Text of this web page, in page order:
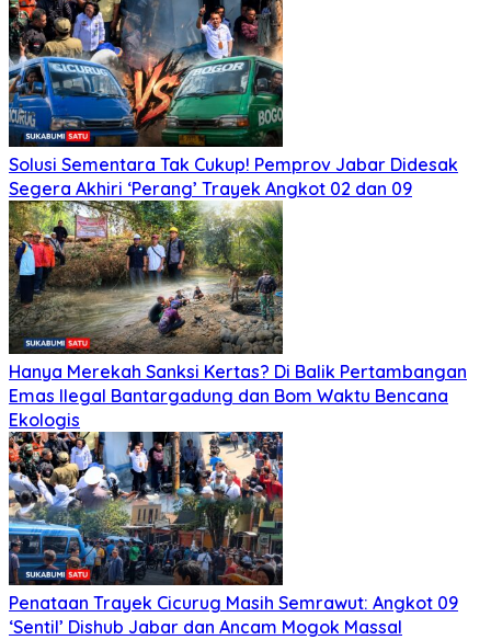
Solusi Sementara Tak Cukup! Pemprov Jabar Didesak
Segera Akhiri ‘Perang’ Trayek Angkot 02 dan 09
Hanya Merekah Sanksi Kertas? Di Balik Pertambangan
Emas Ilegal Bantargadung dan Bom Waktu Bencana
Ekologis
Penataan Trayek Cicurug Masih Semrawut: Angkot 09
‘Sentil’ Dishub Jabar dan Ancam Mogok Massal